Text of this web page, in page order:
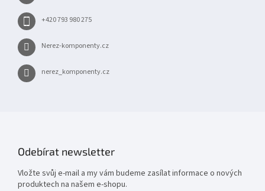
+420 793 980 275
Nerez-komponenty.cz
nerez_komponenty.cz
Odebírat newsletter
Vložte svůj e-mail a my vám budeme zasílat informace o nových
produktech na našem e-shopu.